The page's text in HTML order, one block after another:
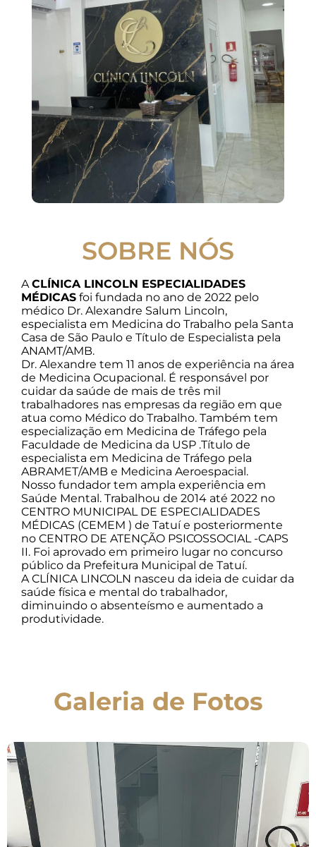
SOBRE NÓS
ACLÍNICA LINCOLN ESPECIALIDADES
MÉDICAS foi fundada no ano de 2022 pelo
médico Dr. Alexandre Salum Lincoln,
especialista em Medicina do Trabalho pela Santa
Casa de São Paulo e Título de Especialista pela
ANAMT/AMB.
Dr. Alexandre tem 11 anos de experiência na área
de Medicina Ocupacional. É responsável por
cuidar da saúde de mais de três mil
trabalhadores nas empresas da região em que
atua como Médico do Trabalho. Também tem
especialização em Medicina de Tráfego pela
Faculdade de Medicina da USP .Título de
especialista em Medicina de Tráfego pela
ABRAMET/AMB e Medicina Aeroespacial.
Nosso fundador tem ampla experiência em
Saúde Mental. Trabalhou de 2014 até 2022 no
CENTRO MUNICIPAL DE ESPECIALIDADES
MÉDICAS (CEMEM ) de Tatuí e posteriormente
no CENTRO DE ATENÇÃO PSICOSSOCIAL -CAPS
II. Foi aprovado em primeiro lugar no concurso
público da Prefeitura Municipal de Tatuí.
A CLÍNICA LINCOLN nasceu da ideia de cuidar da
saúde física e mental do trabalhador,
diminuindo o absenteísmo e aumentado a
produtividade.
Galeria de Fotos